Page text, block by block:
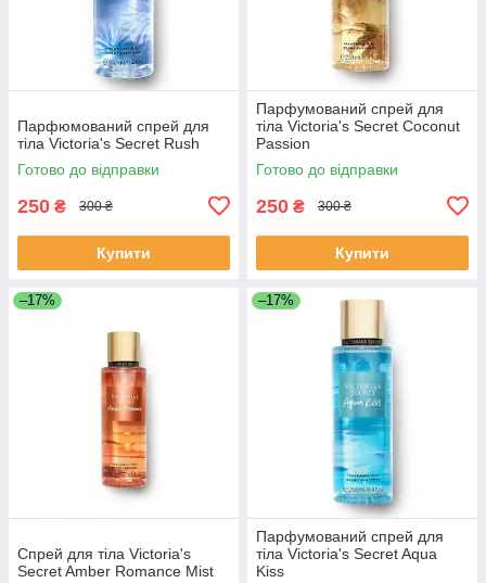
Парфюмований спрей для
тіла Victoria's Secret Rush
Готово до відправки
250 ₴ 300 ₴
Купити
Парфумований спрей для
тіла Victoria's Secret Coconut
Passion
Готово до відправки
250 ₴ 300 ₴
Купити
–17%
Спрей для тіла Victoria's
Secret Amber Romance Mist
–17%
Парфумований спрей для
тіла Victoria's Secret Aqua
Kiss